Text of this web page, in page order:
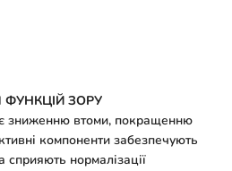
ЗОРУ
зниженню втоми, покращенню
компоненти забезпечують
нормалізації